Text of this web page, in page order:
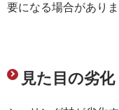
要になる場合がありま
見た目の劣化